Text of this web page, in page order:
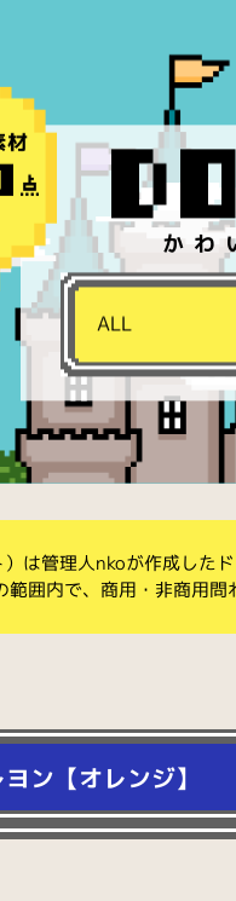
かわ
は管理人nkoが作成した
囲内で、商用・非商用
ン【オレンジ】